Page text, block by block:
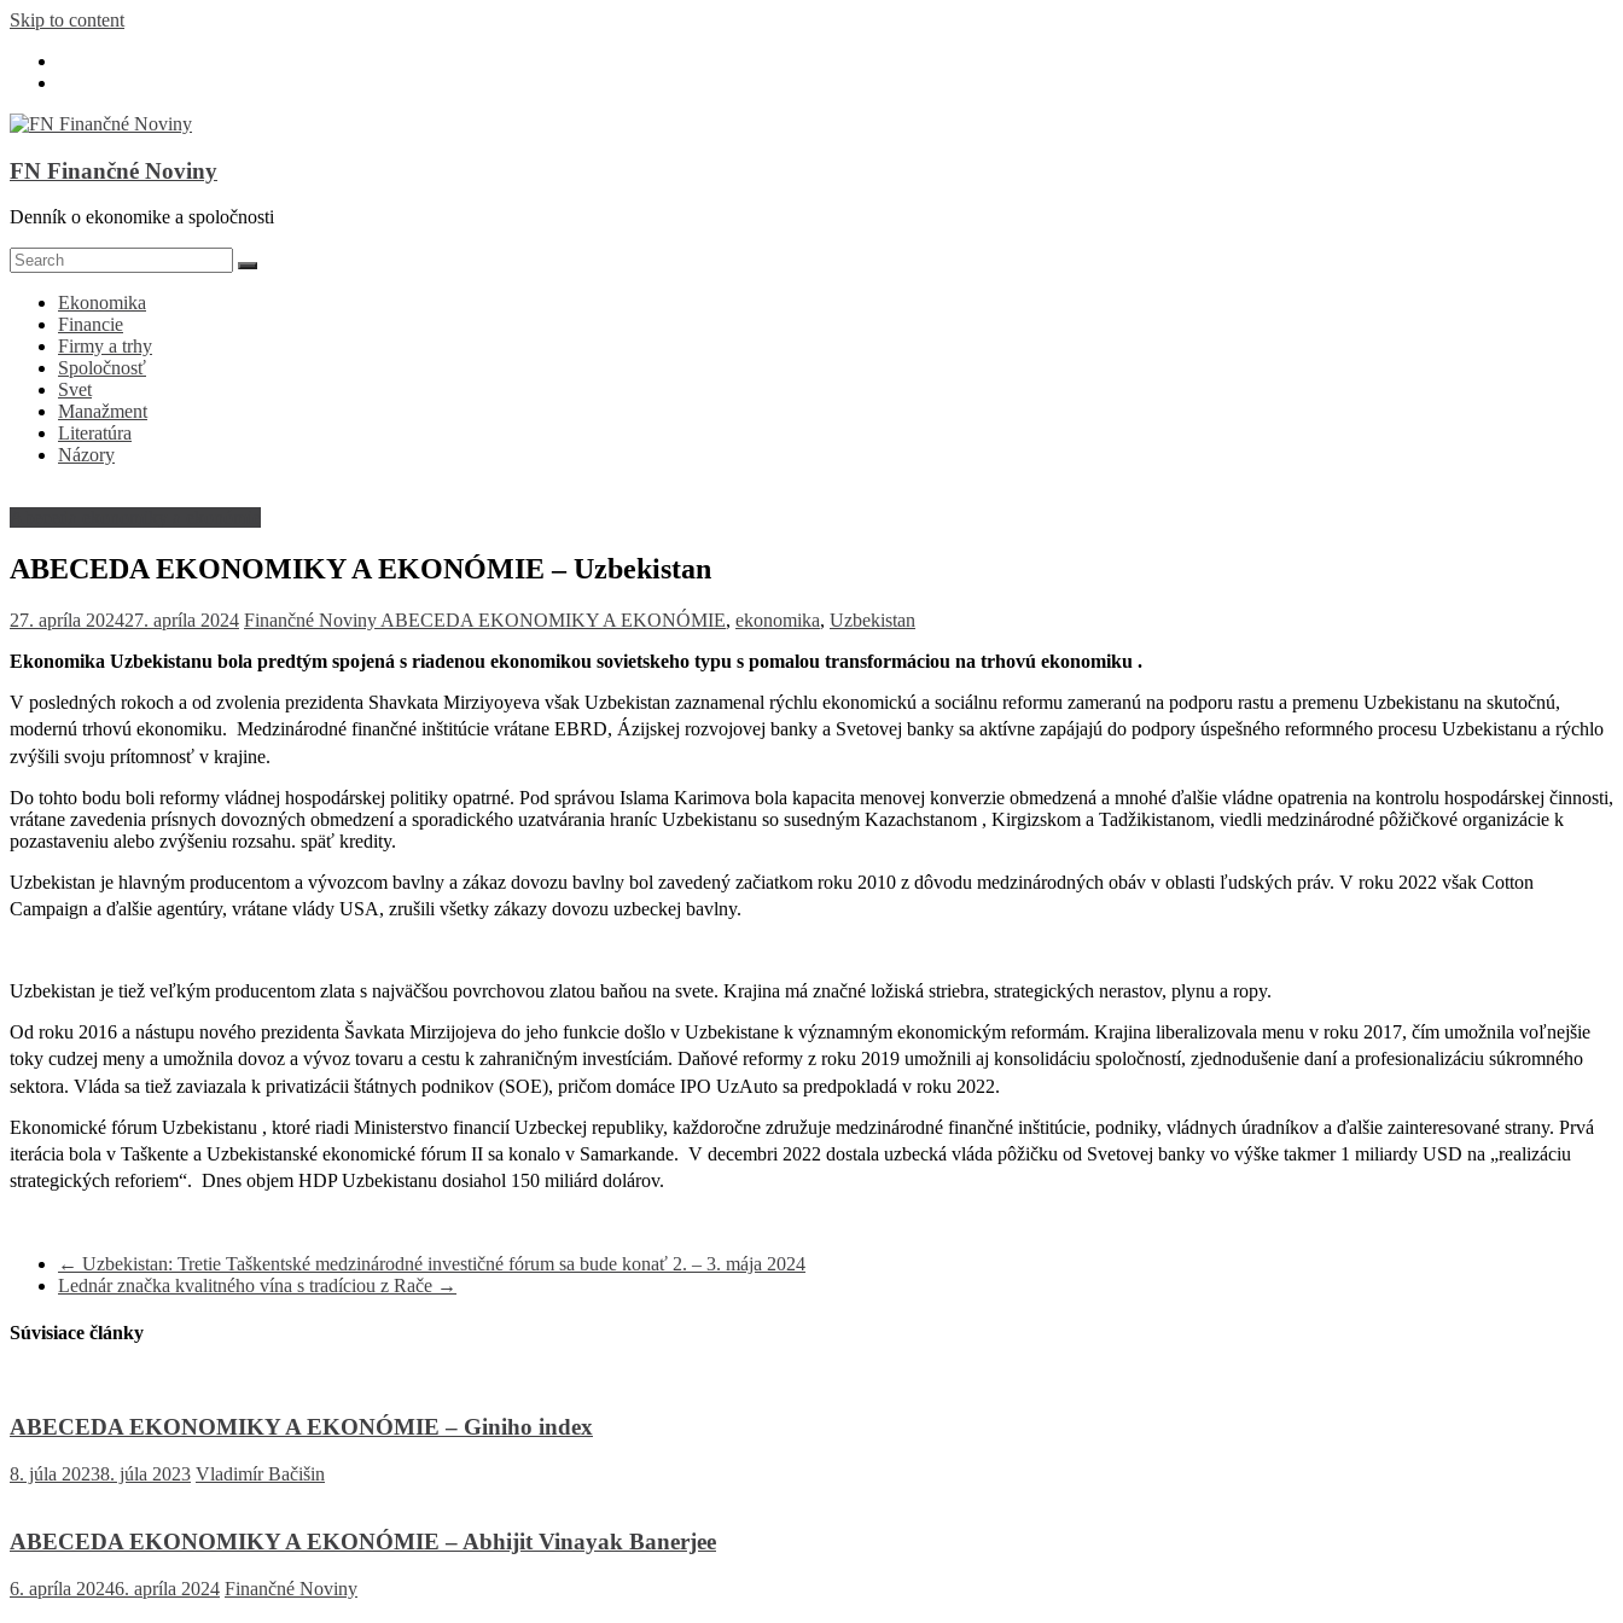
Skip to content
FN Finančné Noviny
Denník o ekonomike a spoločnosti
Ekonomika
Financie
Firmy a trhy
Spoločnosť
Svet
Manažment
Literatúra
Názory
ABECEDA EKONOMIKY A EKONÓMIE – Uzbekistan
27. apríla 202427. apríla 2024 Finančné Noviny ABECEDA EKONOMIKY A EKONÓMIE, ekonomika, Uzbekistan
Ekonomika Uzbekistanu bola predtým spojená s riadenou ekonomikou sovietskeho typu s pomalou transformáciou na trhovú ekonomiku .
V posledných rokoch a od zvolenia prezidenta Shavkata Mirziyoyeva však Uzbekistan zaznamenal rýchlu ekonomickú a sociálnu reformu zameranú na podporu rastu a premenu Uzbekistanu na skutočnú,
modernú trhovú ekonomiku. Medzinárodné finančné inštitúcie vrátane EBRD, Ázijskej rozvojovej banky a Svetovej banky sa aktívne zapájajú do podpory úspešného reformného procesu Uzbekistanu a rýchlo
zvýšili svoju prítomnosť v krajine.
Do tohto bodu boli reformy vládnej hospodárskej politiky opatrné. Pod správou Islama Karimova bola kapacita menovej konverzie obmedzená a mnohé ďalšie vládne opatrenia na kontrolu hospodárskej činnosti,
vrátane zavedenia prísnych dovozných obmedzení a sporadického uzatvárania hraníc Uzbekistanu so susedným Kazachstanom , Kirgizskom a Tadžikistanom, viedli medzinárodné pôžičkové organizácie k
pozastaveniu alebo zvýšeniu rozsahu. späť kredity.
Uzbekistan je hlavným producentom a vývozcom bavlny a zákaz dovozu bavlny bol zavedený začiatkom roku 2010 z dôvodu medzinárodných obáv v oblasti ľudských práv. V roku 2022 však Cotton
Campaign a ďalšie agentúry, vrátane vlády USA, zrušili všetky zákazy dovozu uzbeckej bavlny.
Uzbekistan je tiež veľkým producentom zlata s najväčšou povrchovou zlatou baňou na svete. Krajina má značné ložiská striebra, strategických nerastov, plynu a ropy.
Od roku 2016 a nástupu nového prezidenta Šavkata Mirzijojeva do jeho funkcie došlo v Uzbekistane k významným ekonomickým reformám. Krajina liberalizovala menu v roku 2017, čím umožnila voľnejšie
toky cudzej meny a umožnila dovoz a vývoz tovaru a cestu k zahraničným investíciám. Daňové reformy z roku 2019 umožnili aj konsolidáciu spoločností, zjednodušenie daní a profesionalizáciu súkromného
sektora. Vláda sa tiež zaviazala k privatizácii štátnych podnikov (SOE), pričom domáce IPO UzAuto sa predpokladá v roku 2022.
Ekonomické fórum Uzbekistanu , ktoré riadi Ministerstvo financií Uzbeckej republiky, každoročne združuje medzinárodné finančné inštitúcie, podniky, vládnych úradníkov a ďalšie zainteresované strany. Prvá
iterácia bola v Taškente a Uzbekistanské ekonomické fórum II sa konalo v Samarkande. V decembri 2022 dostala uzbecká vláda pôžičku od Svetovej banky vo výške takmer 1 miliardy USD na „realizáciu
strategických reforiem“. Dnes objem HDP Uzbekistanu dosiahol 150 miliárd dolárov.
← Uzbekistan: Tretie Taškentské medzinárodné investičné fórum sa bude konať 2. – 3. mája 2024
Lednár značka kvalitného vína s tradíciou z Rače →
Súvisiace články
ABECEDA EKONOMIKY A EKONÓMIE – Giniho index
8. júla 20238. júla 2023 Vladimír Bačišin
ABECEDA EKONOMIKY A EKONÓMIE – Abhijit Vinayak Banerjee
6. apríla 20246. apríla 2024 Finančné Noviny